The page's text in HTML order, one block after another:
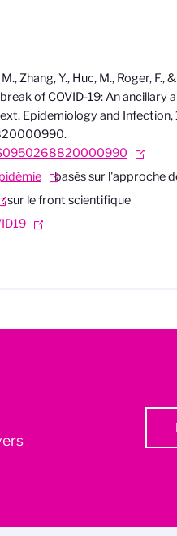
Zhang, Y., Huc, M., Roger, F.,
of COVID-19: An ancillary
Epidemiology and Infection,
basés sur l'approche
: sur le front scientifique